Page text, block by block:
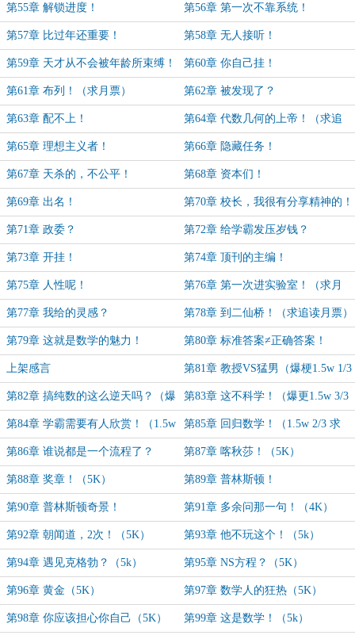
了！
第55章 解锁进度！ 第56章 第一次不靠系统！
第57章 比过年还重要！ 第58章 无人接听！
第59章 天才从不会被年龄所束缚！
（求月票）
第60章 你自己挂！
第61章 布列！（求月票） 第62章 被发现了？
第63章 配不上！ 第64章 代数几何的上帝！（求追
读）
第65章 理想主义者！ 第66章 隐藏任务！
第67章 天杀的，不公平！ 第68章 资本们！
第69章 出名！ 第70章 校长，我很有分享精神的！
第71章 政委？ 第72章 给学霸发压岁钱？
第73章 开挂！ 第74章 顶刊的主编！
第75章 人性呢！ 第76章 第一次进实验室！（求月
票）
第77章 我给的灵感？ 第78章 到二仙桥！（求追读月票）
第79章 这就是数学的魅力！ 第80章 标准答案≠正确答案！
上架感言 第81章 教授VS猛男（爆梗1.5w 1/3
求首订）
第82章 搞纯数的这么逆天吗？（爆
梗1.5w 2/3求首订）
第83章 这不科学！（爆更1.5w 3/3
求首订）
第84章 学霸需要有人欣赏！（1.5w
1/3 求订）
第85章 回归数学！（1.5w 2/3 求
订）
第86章 谁说都是一个流程了？
（1.5w 3/3 加更）
第87章 喀秋莎！（5K）
第88章 奖章！（5K） 第89章 普林斯顿！
第90章 普林斯顿奇景！ 第91章 多余问那一句！（4K）
第92章 朝闻道，2次！（5K） 第93章 他不玩这个！（5k）
第94章 遇见克格勃？（5k） 第95章 NS方程？（5K）
第96章 黄金（5K） 第97章 数学人的狂热（5K）
第98章 你应该担心你自己（5K） 第99章 这是数学！（5k）